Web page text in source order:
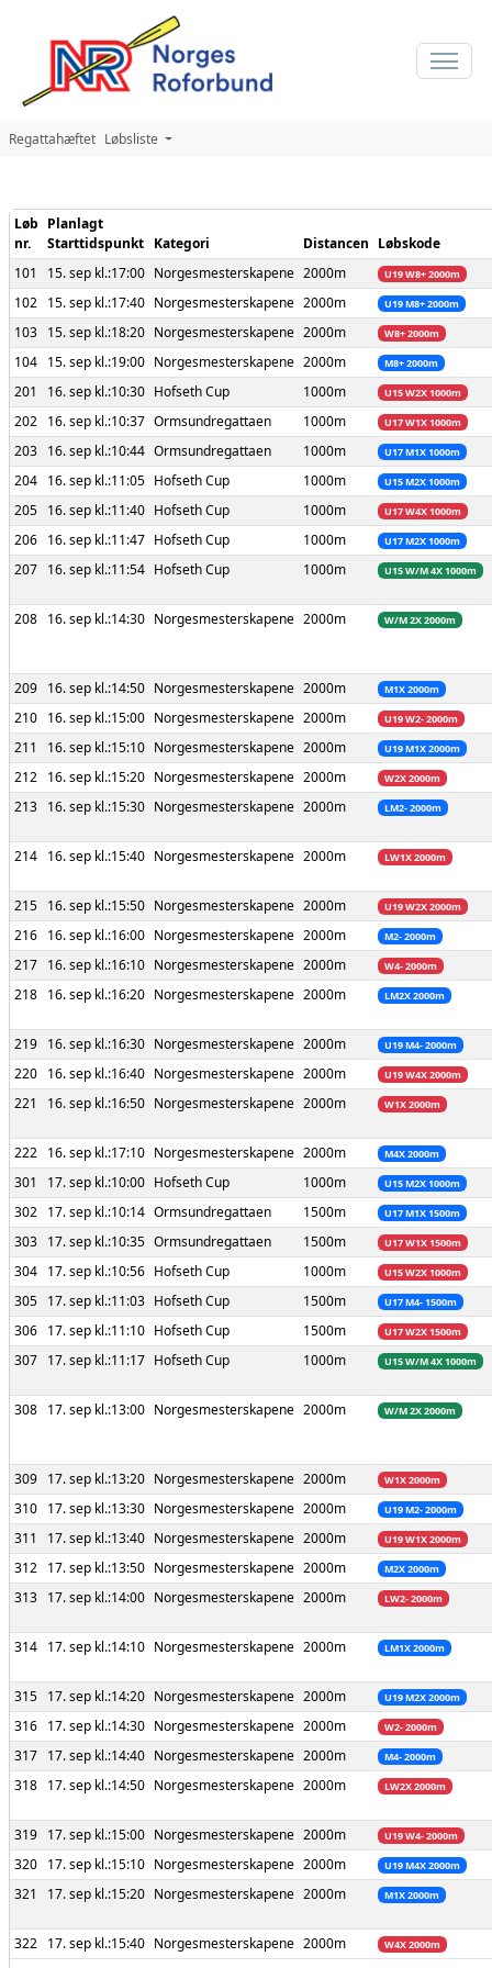
Regattahæftet Løbsliste
Løb
nr.
Planlagt
Starttidspunkt Kategori Distancen Løbskode
101
15. sep kl.:17:00 Norgesmesterskapene 2000m U19 W8+ 2000m
102 15. sep kl.:17:40 Norgesmesterskapene 2000m U19 M8+ 2000m
103 15. sep kl.:18:20 Norgesmesterskapene 2000m W8+ 2000m
104 15. sep kl.:19:00 Norgesmesterskapene 2000m M8+ 2000m
201 16. sep kl.:10:30 Hofseth Cup 1000m U15 W2X 1000m
202 16. sep kl.:10:37 Ormsundregattaen 1000m U17 W1X 1000m
203 16. sep kl.:10:44 Ormsundregattaen 1000m U17 M1X 1000m
204 16. sep kl.:11:05 Hofseth Cup 1000m U15 M2X 1000m
205 16. sep kl.:11:40 Hofseth Cup 1000m U17 W4X 1000m
206 16. sep kl.:11:47 Hofseth Cup 1000m U17 M2X 1000m
207 16. sep kl.:11:54 Hofseth Cup 1000m U15 W/M 4X 1000m
208 16. sep kl.:14:30 Norgesmesterskapene 2000m W/M 2X 2000m
209 16. sep kl.:14:50 Norgesmesterskapene 2000m M1X 2000m
210 16. sep kl.:15:00 Norgesmesterskapene 2000m U19 W2- 2000m
211 16. sep kl.:15:10 Norgesmesterskapene 2000m U19 M1X 2000m
212 16. sep kl.:15:20 Norgesmesterskapene 2000m W2X 2000m
213 16. sep kl.:15:30 Norgesmesterskapene 2000m LM2- 2000m
214 16. sep kl.:15:40 Norgesmesterskapene 2000m LW1X 2000m
215 16. sep kl.:15:50 Norgesmesterskapene 2000m U19 W2X 2000m
216 16. sep kl.:16:00 Norgesmesterskapene 2000m M2- 2000m
217 16. sep kl.:16:10 Norgesmesterskapene 2000m W4- 2000m
218 16. sep kl.:16:20 Norgesmesterskapene 2000m LM2X 2000m
219 16. sep kl.:16:30 Norgesmesterskapene 2000m U19 M4- 2000m
220 16. sep kl.:16:40 Norgesmesterskapene 2000m U19 W4X 2000m
221 16. sep kl.:16:50 Norgesmesterskapene 2000m W1X 2000m
222 16. sep kl.:17:10 Norgesmesterskapene 2000m M4X 2000m
301 17. sep kl.:10:00 Hofseth Cup 1000m U15 M2X 1000m
302 17. sep kl.:10:14 Ormsundregattaen 1500m U17 M1X 1500m
303 17. sep kl.:10:35 Ormsundregattaen 1500m U17 W1X 1500m
304 17. sep kl.:10:56 Hofseth Cup 1000m U15 W2X 1000m
305 17. sep kl.:11:03 Hofseth Cup 1500m U17 M4- 1500m
306 17. sep kl.:11:10 Hofseth Cup 1500m U17 W2X 1500m
307 17. sep kl.:11:17 Hofseth Cup 1000m U15 W/M 4X 1000m
308 17. sep kl.:13:00 Norgesmesterskapene 2000m W/M 2X 2000m
309 17. sep kl.:13:20 Norgesmesterskapene 2000m W1X 2000m
310 17. sep kl.:13:30 Norgesmesterskapene 2000m U19 M2- 2000m
311 17. sep kl.:13:40 Norgesmesterskapene 2000m U19 W1X 2000m
312 17. sep kl.:13:50 Norgesmesterskapene 2000m M2X 2000m
313 17. sep kl.:14:00 Norgesmesterskapene 2000m LW2- 2000m
314 17. sep kl.:14:10 Norgesmesterskapene 2000m LM1X 2000m
315 17. sep kl.:14:20 Norgesmesterskapene 2000m U19 M2X 2000m
316 17. sep kl.:14:30 Norgesmesterskapene 2000m W2- 2000m
317 17. sep kl.:14:40 Norgesmesterskapene 2000m M4- 2000m
318 17. sep kl.:14:50 Norgesmesterskapene 2000m LW2X 2000m
319 17. sep kl.:15:00 Norgesmesterskapene 2000m U19 W4- 2000m
320 17. sep kl.:15:10 Norgesmesterskapene 2000m U19 M4X 2000m
321 17. sep kl.:15:20 Norgesmesterskapene 2000m M1X 2000m
322 17. sep kl.:15:40 Norgesmesterskapene 2000m W4X 2000m